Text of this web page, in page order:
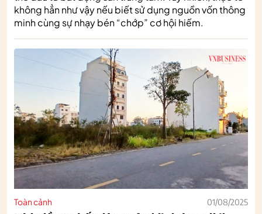
không hẳn như vậy nếu biết sử dụng nguồn vốn thông
minh cùng sự nhạy bén “chớp” cơ hội hiếm.
Toàn cảnh 01/08/2025